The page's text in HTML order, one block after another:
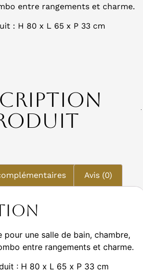
entre rangements et charme.
: H 80 x L 65 x P 33 cm
Avis (0)
une salle de bain, chambre,
entre rangements et charme.
: H 80 x L 65 x P 33 cm